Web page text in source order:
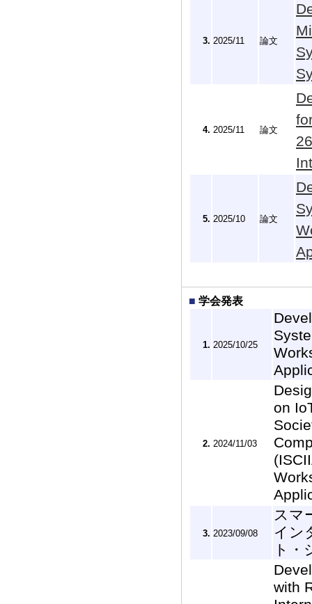
3. 2025/11 論文
4. 2025/11 論文
5. 2025/10 論文
■ 学会発表
1. 2025/10/25
2. 2024/11/03
on
3. 2023/09/08
スマ
イン
ト・
with